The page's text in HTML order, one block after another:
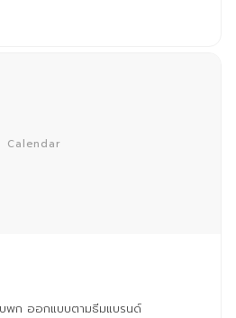
Calendar
พก ออกแบบตามธีมแบรนด์